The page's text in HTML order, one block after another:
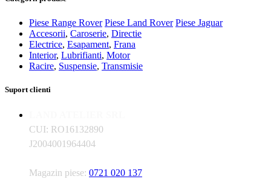
Piese Range Rover Piese Land Rover Piese Jaguar
Accesorii, Caroserie, Directie
Electrice, Esapament, Frana
Interior, Lubrifianti, Motor
Racire, Suspensie, Transmisie
Suport clienti
CUI: RO16132890
J2004001964404
Magazin piese: 0721 020 137